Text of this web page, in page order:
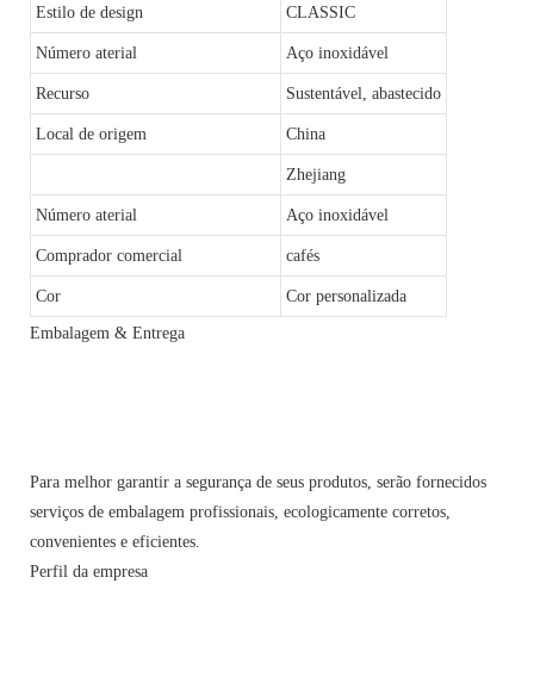
Estilo de design CLASSIC
Número aterial Aço inoxidável
Recurso Sustentável, abastecido
Local de origem China
Zhejiang
Número aterial Aço inoxidável
Comprador comercial cafés
Cor Cor personalizada
Embalagem & Entrega
Para melhor garantir a segurança de seus produtos, serão fornecidos
serviços de embalagem profissionais, ecologicamente corretos,
convenientes e eficientes.
Perfil da empresa